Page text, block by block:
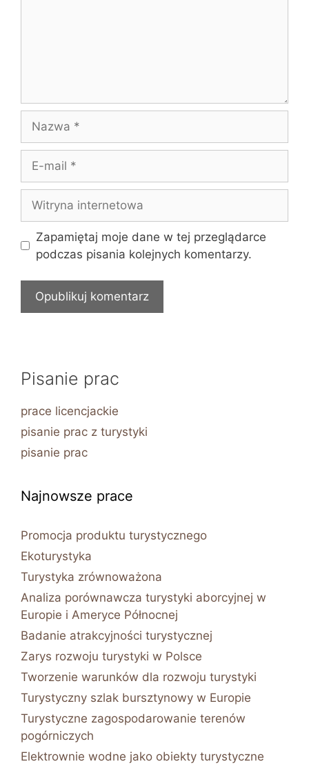
mail
internetowa
Zapamiętaj moje dane w tej przeglądarce
podczas pisania kolejnych komentarzy.
Pisanie prac
prace licencjackie
pisanie prac z turystyki
pisanie prac
Najnowsze prace
Promocja produktu turystycznego
Ekoturystyka
Turystyka zrównoważona
Analiza porównawcza turystyki aborcyjnej w
Europie i Ameryce Północnej
Badanie atrakcyjności turystycznej
Zarys rozwoju turystyki w Polsce
Tworzenie warunków dla rozwoju turystyki
Turystyczny szlak bursztynowy w Europie
Turystyczne zagospodarowanie terenów
pogórniczych
Elektrownie wodne jako obiekty turystyczne